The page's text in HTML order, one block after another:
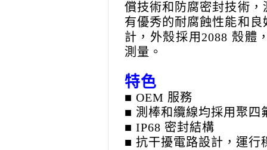
償技術和防腐密封技術
有優秀的耐腐蝕性能和
計，外殼採用2088 殼體
測量。
特色
■ OEM 服務
■ 測棒和纜線均採用聚四
■ IP68 密封結構
■ 抗干擾電路設計，運行